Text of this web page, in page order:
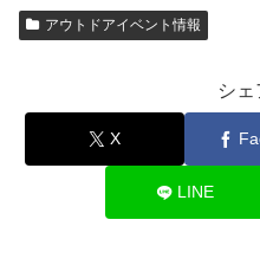
アウトドアイベント情報
シェ
X
LINE